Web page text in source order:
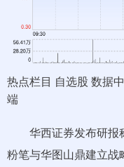
热点栏目 自选股 数据
端
华西证券发布研报称
粉笔与华图山鼎建立